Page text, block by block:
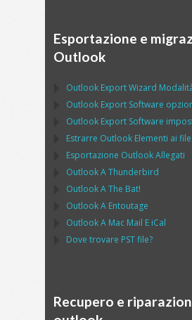
Esportazione e
Outlook
Outlook Export Wizard
Outlook Export Software
Outlook Export Software
Estrarre Outlook Elementi ai file
Esportazione OutlookAllegati
OutlookAThunderbird
OutlookAThe Bat!
OutlookA Entoutage
OutlookA Mac Mail E iCal
Dove trovare PSTfile?
Recupero e